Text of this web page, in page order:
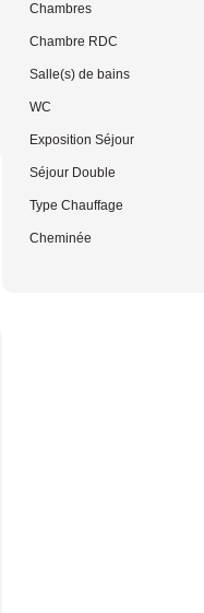
Chambres
Chambre RDC
Salle(s) de bains
WC
Exposition Séjour
Séjour Double
Type Chauffage
Cheminée